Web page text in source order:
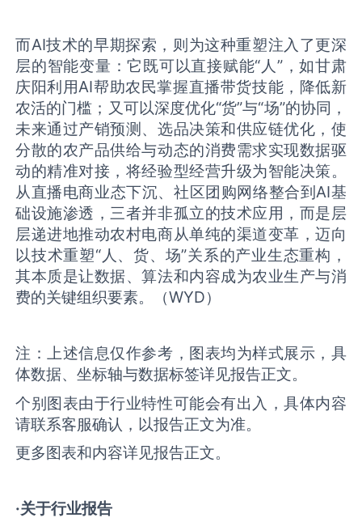
而AI技术的早期探索，则为这种重塑注入了更深
层的智能变量：它既可以直接赋能“人”，如甘肃
庆阳利用AI帮助农民掌握直播带货技能，降低新
农活的门槛；又可以深度优化“货”与“场”的协同，
未来通过产销预测、选品决策和供应链优化，使
分散的农产品供给与动态的消费需求实现数据驱
动的精准对接，将经验型经营升级为智能决策。
从直播电商业态下沉、社区团购网络整合到AI基
础设施渗透，三者并非孤立的技术应用，而是层
层递进地推动农村电商从单纯的渠道变革，迈向
以技术重塑“人、货、场”关系的产业生态重构，
其本质是让数据、算法和内容成为农业生产与消
费的关键组织要素。（WYD）
注：上述信息仅作参考，图表均为样式展示，具
体数据、坐标轴与数据标签详见报告正文。
个别图表由于行业特性可能会有出入，具体内容
请联系客服确认，以报告正文为准。
更多图表和内容详见报告正文。
·关于行业报告